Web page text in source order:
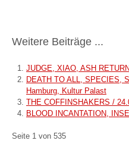
Weitere Beiträge ...
JUDGE, XIAO, ASH
DEATH TO ALL, SPECIES,
Hamburg, Kultur Palast
THE COFFINSHAKERS /
BLOOD INCANTATION,
Seite 1 von 535